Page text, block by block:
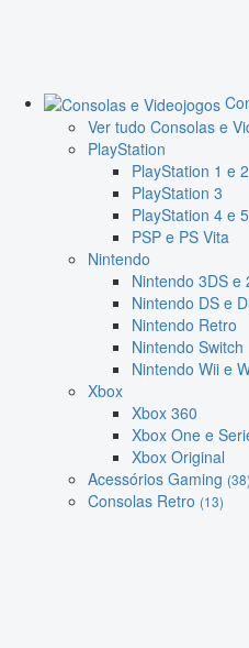
Ver tudo Consolas e
PlayStation
PlayStation 1 e 2
PlayStation 3
PlayStation 4 e 5
PSP e PS Vita
Nintendo
Nintendo 3DS e
Nintendo DS e
Nintendo Retro
Nintendo Switch
Nintendo Wii e
Xbox
Xbox 360
Xbox One e
Xbox Original
Acessórios Gaming (38)
Consolas Retro (13)